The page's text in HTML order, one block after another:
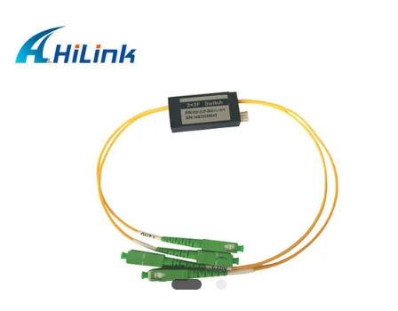
ΖΗΤΉΣΤΕ
ΠΡΟΣΦΟΡΆ
SITEMAP
ΑΠΟΡΡΉΤΟΥ